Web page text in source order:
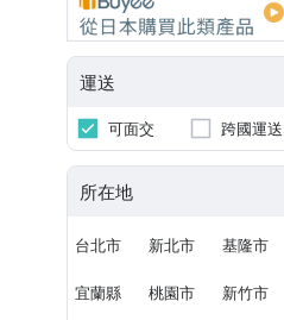
運送
可面交 跨國運送
所在地
台北市 新北市 基隆市
宜蘭縣 桃園市 新竹市